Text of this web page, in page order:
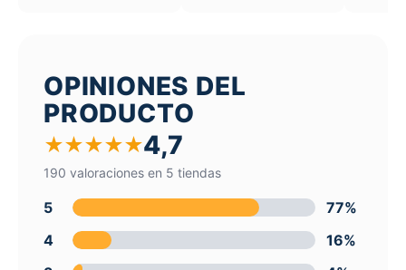
OPINIONES DEL
PRODUCTO
★★★★★4,7
190 valoraciones en 5 tiendas
5
77%
4
16%